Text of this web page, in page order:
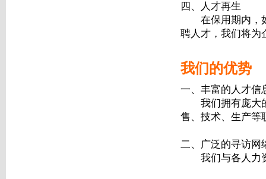
四、人才再生
在保用期内，如
聘人才，我们将为
我们的优势
一、丰富的人才信
我们拥有庞大的
售、技术、生产等
二、广泛的寻访网
我们与各人力资